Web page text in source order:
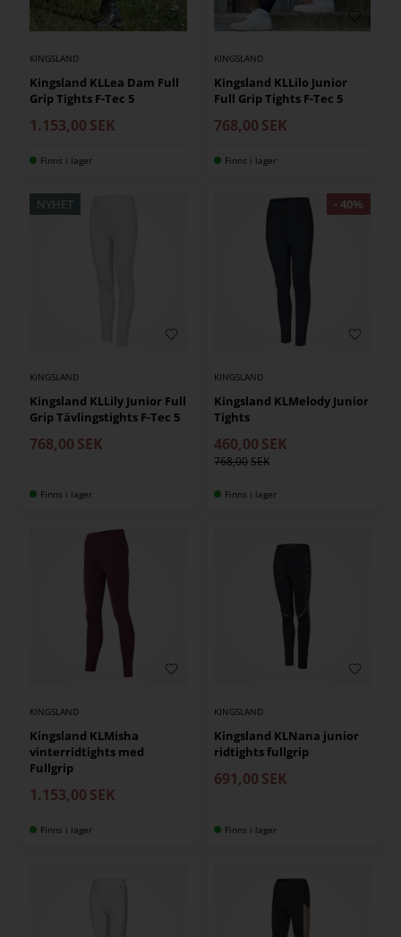
KINGSLAND
Kingsland KLLea Dam Full
Grip Tights F-Tec 5
1.153,00 SEK
Finns i lager
KINGSLAND
Kingsland KLLilo Junior
Full Grip Tights F-Tec 5
768,00 SEK
Finns i lager
NYHET
KINGSLAND
Kingsland KLLily Junior Full
Grip Tävlingstights F-Tec 5
768,00 SEK
Finns i lager
KINGSLAND
Kingsland KLMelody Junior
Tights
460,00 SEK
768,00
Finns i lager
KINGSLAND
Kingsland KLMisha
vinterridtights med
Fullgrip
1.153,00 SEK
Finns i lager
KINGSLAND
Kingsland KLNana junior
ridtights fullgrip
691,00 SEK
Finns i lager